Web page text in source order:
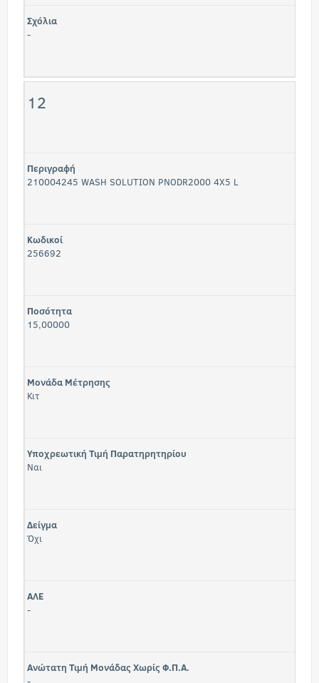
Σχόλια
-
12
Περιγραφή
210004245 WASH SOLUTION PNODR2000 4X5 L
Κωδικοί
256692
Ποσότητα
15,00000
Μονάδα Μέτρησης
Κιτ
Υποχρεωτική Τιμή Παρατηρητηρίου
Ναι
Δείγμα
Όχι
ΑΛΕ
-
Ανώτατη Τιμή Μονάδας Χωρίς Φ.Π.Α.